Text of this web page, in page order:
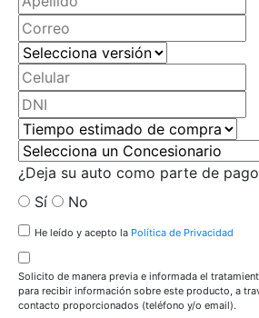
¿Deja su auto como parte de
Sí
No
He leído y acepto la Política de Privacidad
Solicito de manera previa e informada el
para recibir información sobre este producto, a
contacto proporcionados (teléfono y/o email).